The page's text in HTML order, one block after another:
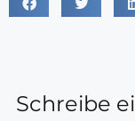
Schreibe